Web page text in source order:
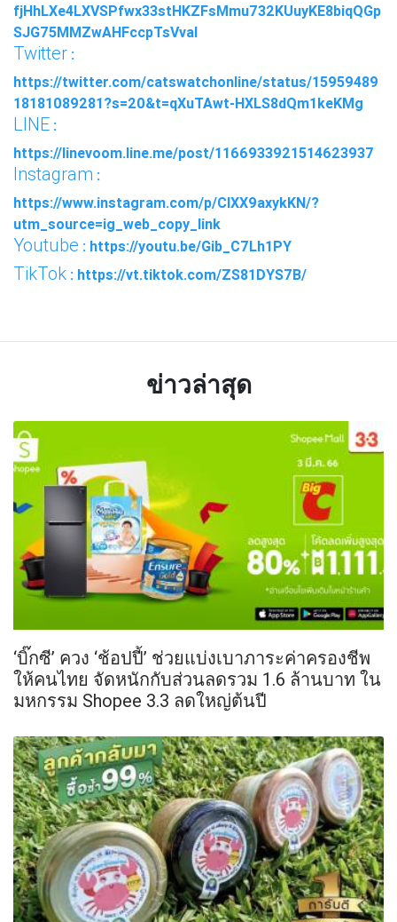
fjHhLXe4LXVSPfwx33stHKZFsMmu732KUuyKE8biqQGp
SJG75MMZwAHFccpTsVval
Twitter :
https://twitter.com/catswatchonline/status/15959489
18181089281?s=20&t=qXuTAwt-HXLS8dQm1keKMg
LINE :
https://linevoom.line.me/post/1166933921514623937
Instagram :
https://www.instagram.com/p/ClXX9axykKN/?
utm_source=ig_web_copy_link
Youtube : https://youtu.be/Gib_C7Lh1PY
TikTok : https://vt.tiktok.com/ZS81DYS7B/
ข่าวล่าสุด
‘บิ๊กซี’ ควง ‘ช้อปปี้’ ช่วยแบ่งเบาภาระค่าครองชีพ
ให้คนไทย จัดหนักกับส่วนลดรวม 1.6 ล้านบาท ใน
มหกรรม Shopee 3.3 ลดใหญ่ต้นปี